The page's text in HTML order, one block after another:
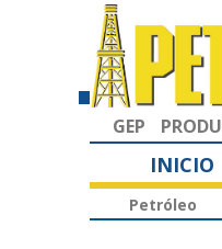
GEP
INICIO
Petróleo